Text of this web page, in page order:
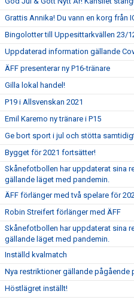
Grattis Annika! Du vann en korg från
Bingolotter till Uppesittarkvällen 23/
Uppdaterad information gällande
ÄFF presenterar ny P16-tränare
Gilla lokal handel!
P19 i Allsvenskan 2021
Emil Karemo ny tränare i P15
Ge bort sport i jul och stötta
Bygget för 2021 fortsätter!
Skånefotbollen har uppdaterat sina
gällande läget med pandemin.
ÄFF förlänger med två spelare för
Robin Streifert förlänger med ÄFF
Skånefotbollen har uppdaterat sina
gällande läget med pandemin.
Inställd kvalmatch
Nya restriktioner gällande pågående
Höstlägret inställt!